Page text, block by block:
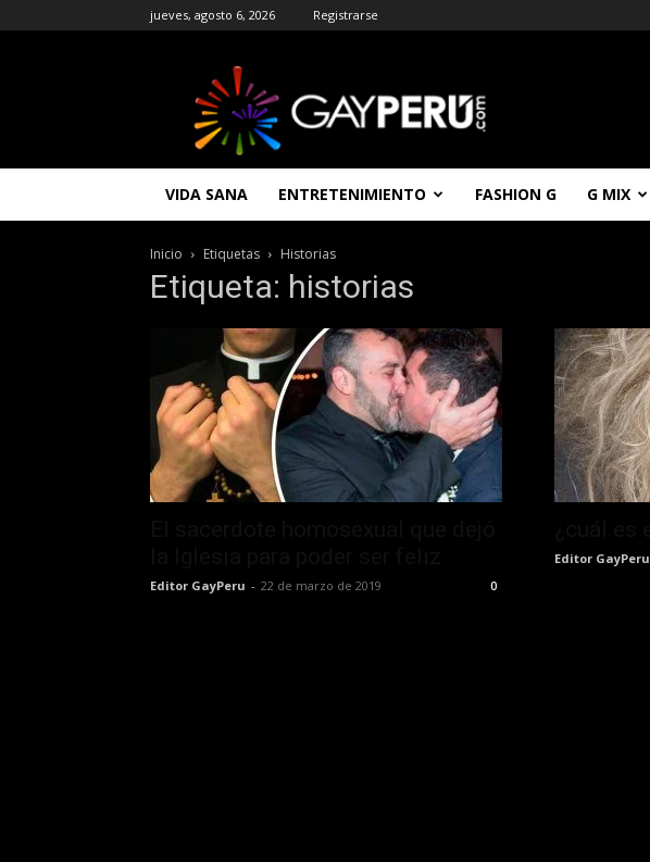
jueves, agosto 6, 2026 Registrarse
|
Entretenimiento
Noticias
Chat
Gay
Gratis
VIDA SANA ENTRETENIMIENTO FASHION G G MIX
Inicio Etiquetas Historias
Etiqueta: historias
Editor GayPeru - 22 de marzo de 2019 0
Editor GayPeru